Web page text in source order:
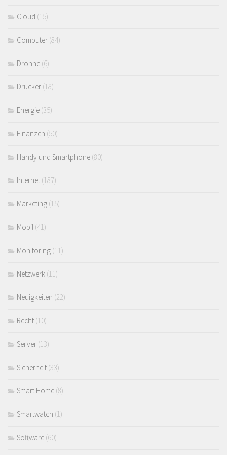
Cloud (15)
Computer (84)
Drohne (6)
Drucker (18)
Energie (35)
Finanzen (50)
Handy und Smartphone (80)
Internet (187)
Marketing (15)
Mobil (41)
Monitoring (11)
Netzwerk (11)
Neuigkeiten (22)
Recht (10)
Server (13)
Sicherheit (33)
Smart Home (8)
Smartwatch (1)
Software (60)